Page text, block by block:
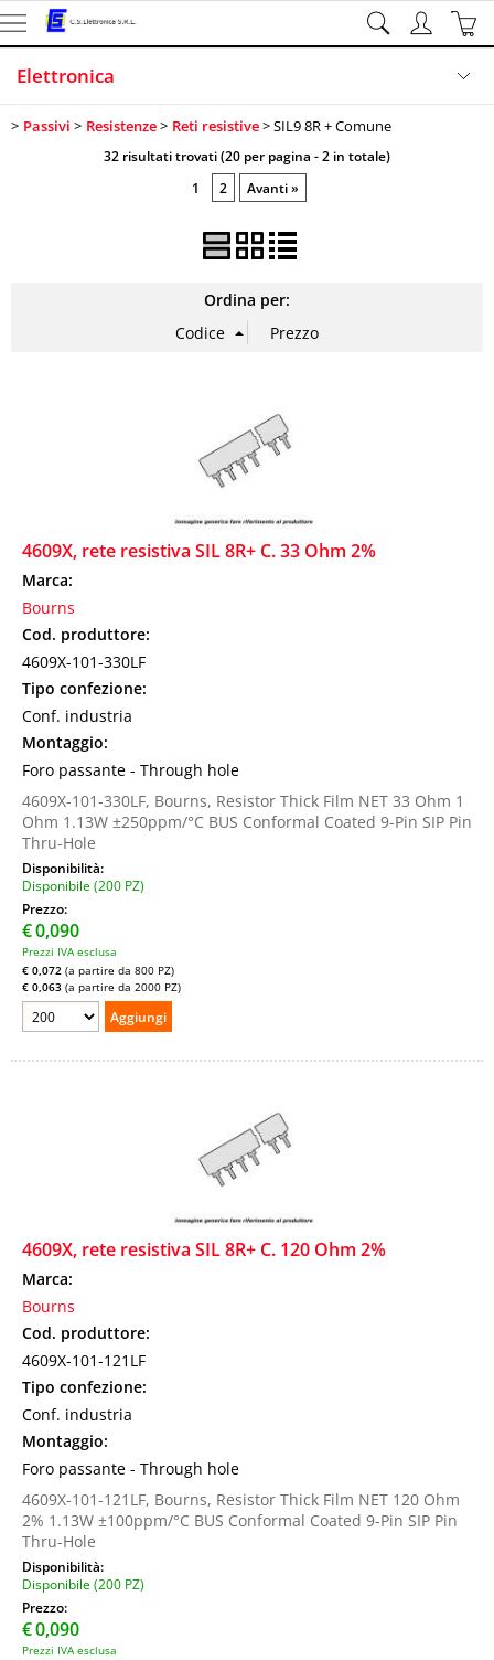
Elettronica
Illuminazione
Passivi Resistenze Reti resistive SIL9 8R + Comune
32 risultati trovati (20 per pagina - 2 in totale)
1
2 Avanti »
Ordina per:
4609X, rete resistiva SIL 8R+ C. 33 Ohm 2%
Marca:
Bourns
Cod. produttore:
4609X-101-330LF
Tipo confezione:
Conf. industria
Montaggio:
Foro passante - Through hole
4609X-101-330LF, Bourns, Resistor Thick Film NET 33 Ohm 1
Ohm 1.13W ±250ppm/°C BUS Conformal Coated 9-Pin SIP Pin
Thru-Hole
Disponibilità:
Disponibile (200 PZ)
Prezzo:
€0,090
Prezzi IVA esclusa
€ 0,072 (a partire da 800 PZ)
€ 0,063 (a partire da 2000 PZ)
4609X, rete resistiva SIL 8R+ C. 120 Ohm 2%
Marca:
Bourns
Cod. produttore:
4609X-101-121LF
Tipo confezione:
Conf. industria
Montaggio:
Foro passante - Through hole
4609X-101-121LF, Bourns, Resistor Thick Film NET 120 Ohm
2% 1.13W ±100ppm/°C BUS Conformal Coated 9-Pin SIP Pin
Thru-Hole
Disponibilità:
Disponibile (200 PZ)
Prezzo:
€0,090
Prezzi IVA esclusa